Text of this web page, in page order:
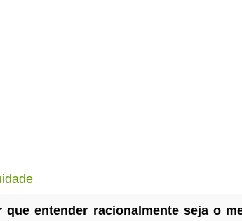
que entender racionalmente seja o